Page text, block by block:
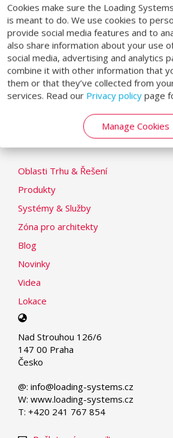
Cookies make sure the Loading
is meant to do. We use cookies to
provide social media features and to
also share information about your use
social media, advertising and analytics
combine it with other information that
them or that they’ve collected from
services. Read our Privacy policy page
Manage Cookies
GENERAL
Obchodní podmínky
Zásady ochrany osobních údajů (GDPR)
Prohlášení o cookies
Modern Slavery Statement
LOADING SYSTEMS
Oblasti Trhu & Řešení
Produkty
Systémy & Služby
Zóna pro architekty
Blog
Novinky
Videa
Lokace
Select
language
Nad Strouhou 126/6
147 00 Praha
Česko
@: info@loading-systems.cz
W: www.loading-systems.cz
T: +420 241 767 854